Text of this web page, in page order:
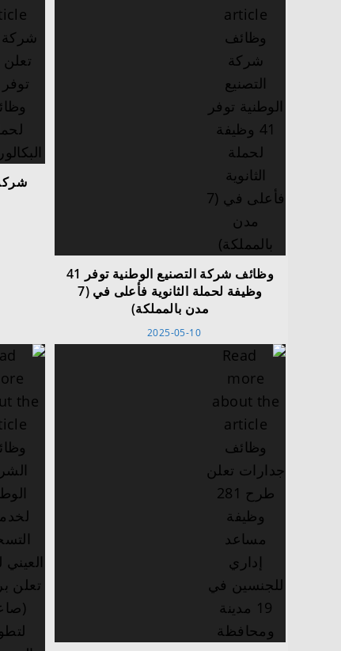
وظائف شركة التصنيع الوطنية توفر 41
وظيفة لحملة الثانوية فأعلى في (7
مدن بالمملكة)
2025-05-10